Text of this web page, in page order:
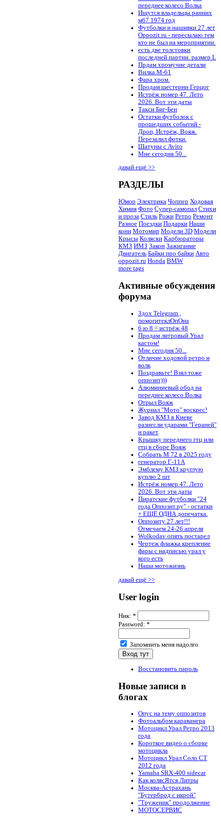
переднее колесо Волка
Ищутся владельцы ранних
м67 1974 год
Футболки и нашивки 27 лет
Oppozit.ru - пересылаю тем
кто не был на мероприятии.
есть две толстовки
последней партии. размер L
Прдам хромучие детали
Вилка М-61
Фара хром.
Продам шестерни Герцог
Истрёж номер 47. Лето
2026. Вот эти даты
Такси Биг-Бен
Остатки футболок с
прошедших событий -
Дроп, Истрёж, Вояж.
Перезалил фотки.
Шатуны с Avito
Мне сегодня 50...
давай ещё >>
РАЗДЕЛЫ
Юмор Электрика Чоппер Ходовая
Химия Фото Супер-самопал Стихи
и проза Стиль Рожи Ретро Ремонт
Разное Поездки Подарки Наши
кони Мотомир Модели 3D Модели
Крысы Коляски Карбюраторы
КМЗ ИМЗ Закон Зажигание
Двигатель Байки про байки Авто
oppozit.ru Honda BMW
more tags
Активные обсуждения
форума
Здох Telegram ,
помогитеклОпОна
6 ю 8 = истрёж 48
Продам литровый Урал
кастом!
Мне сегодня 50...
Отличие ходовой ретро и
волк
Поздравьте! Взял тоже
оппозит)))
Алюминиевый обод на
переднее колесо Волка
Отрыл Вояж
Журнал "Мото" воскрес!
Завод КМЗ в Киеве
разнесли ударами "Гераней"
и ракет
Крышку переднего гтц или
гтц в сборе Вояж
Собрать М 72 в 2025 году
генератор Г-11А
Эмблему КМЗ круглую
куплю 2 шт
Истрёж номер 47. Лето
2026. Вот эти даты
Пиратские футболки "24
года Оппозит.ру" - остатки
+ ЕЩЁ ОДНА допечатка.
Оппозиту 27 лет!!!
Отмечаем 24-26 апреля
Wolkodav опять постарел
Чертеж флажка крепление
фары с надписью урал у
кого есть
Наша мотожизнь
давай ещё >>
User login
Ник: *
Password: *
Запомнить меня надолго
Восстановить пароль
Новые записи в
блогах
Опус на тему оппозитов
Фотоальбом караванера
Мотоцикл Урал Ретро 2013
года
Короткое видео о сборке
мотоцикла
Мотоцикл Урал Соло СТ
2012 года
Yamaha SRX-400 sidecar
Как колясЯтся Литры
Москва-Астрахань
"Бутерброд с икрой"
"Труженик" продолжение
МОТОСЕРВИС